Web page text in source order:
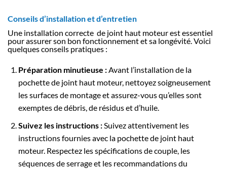
Conseils d’installation et d’entretien
Une installation correcte de joint haut moteur est essentiel
pour assurer son bon fonctionnement et sa longévité. Voici
quelques conseils pratiques :
Préparation minutieuse :Avant l’installation de la
pochette de joint haut moteur, nettoyez soigneusement
les surfaces de montage et assurez-vous qu’elles sont
exemptes de débris, de résidus et d’huile.
Suivez les instructions :Suivez attentivement les
instructions fournies avec la pochette de joint haut
moteur. Respectez les spécifications de couple, les
séquences de serrage et les recommandations du